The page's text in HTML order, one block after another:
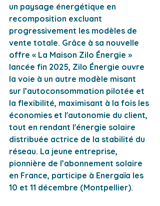
un paysage énergétique en
recomposition excluant
progressivement les modèles de
vente totale. Grâce à sa nouvelle
offre « La Maison Zilo Énergie »
lancée fin 2025, Zilo Énergie ouvre
la voie à un autre modèle misant
sur l’autoconsommation pilotée et
la flexibilité, maximisant à la fois les
économies et l'autonomie du client,
tout en rendant l'énergie solaire
distribuée actrice de la stabilité du
réseau. La jeune entreprise,
pionnière de l’abonnement solaire
en France, participe à Energaïa les
10 et 11 décembre (Montpellier).